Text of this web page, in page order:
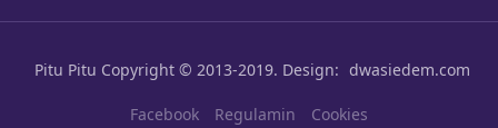
Pitu Pitu Copyright © 2013-2019. Design: dwasiedem.com
Facebook Regulamin Cookies